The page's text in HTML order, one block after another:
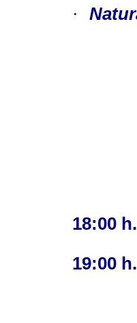
·
D.
Juez
18:00 h.
19:00 h.